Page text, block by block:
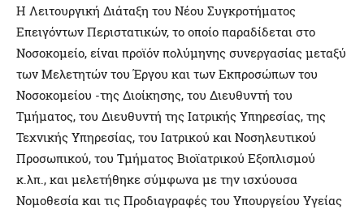
Η Λειτουργική Διάταξη του Νέου Συγκροτήματος
Επειγόντων Περιστατικών, το οποίο παραδίδεται στο
Νοσοκομείο, είναι προϊόν πολύμηνης συνεργασίας μεταξύ
των Μελετητών του Έργου και των Εκπροσώπων του
Νοσοκομείου -της Διοίκησης, του Διευθυντή του
Τμήματος, του Διευθυντή της Ιατρικής Υπηρεσίας, της
Τεχνικής Υπηρεσίας, του Ιατρικού και Νοσηλευτικού
Προσωπικού, του Τμήματος Βιοϊατρικού Εξοπλισμού
κ.λπ., και μελετήθηκε σύμφωνα με την ισχύουσα
Νομοθεσία και τις Προδιαγραφές του Υπουργείου Υγείας